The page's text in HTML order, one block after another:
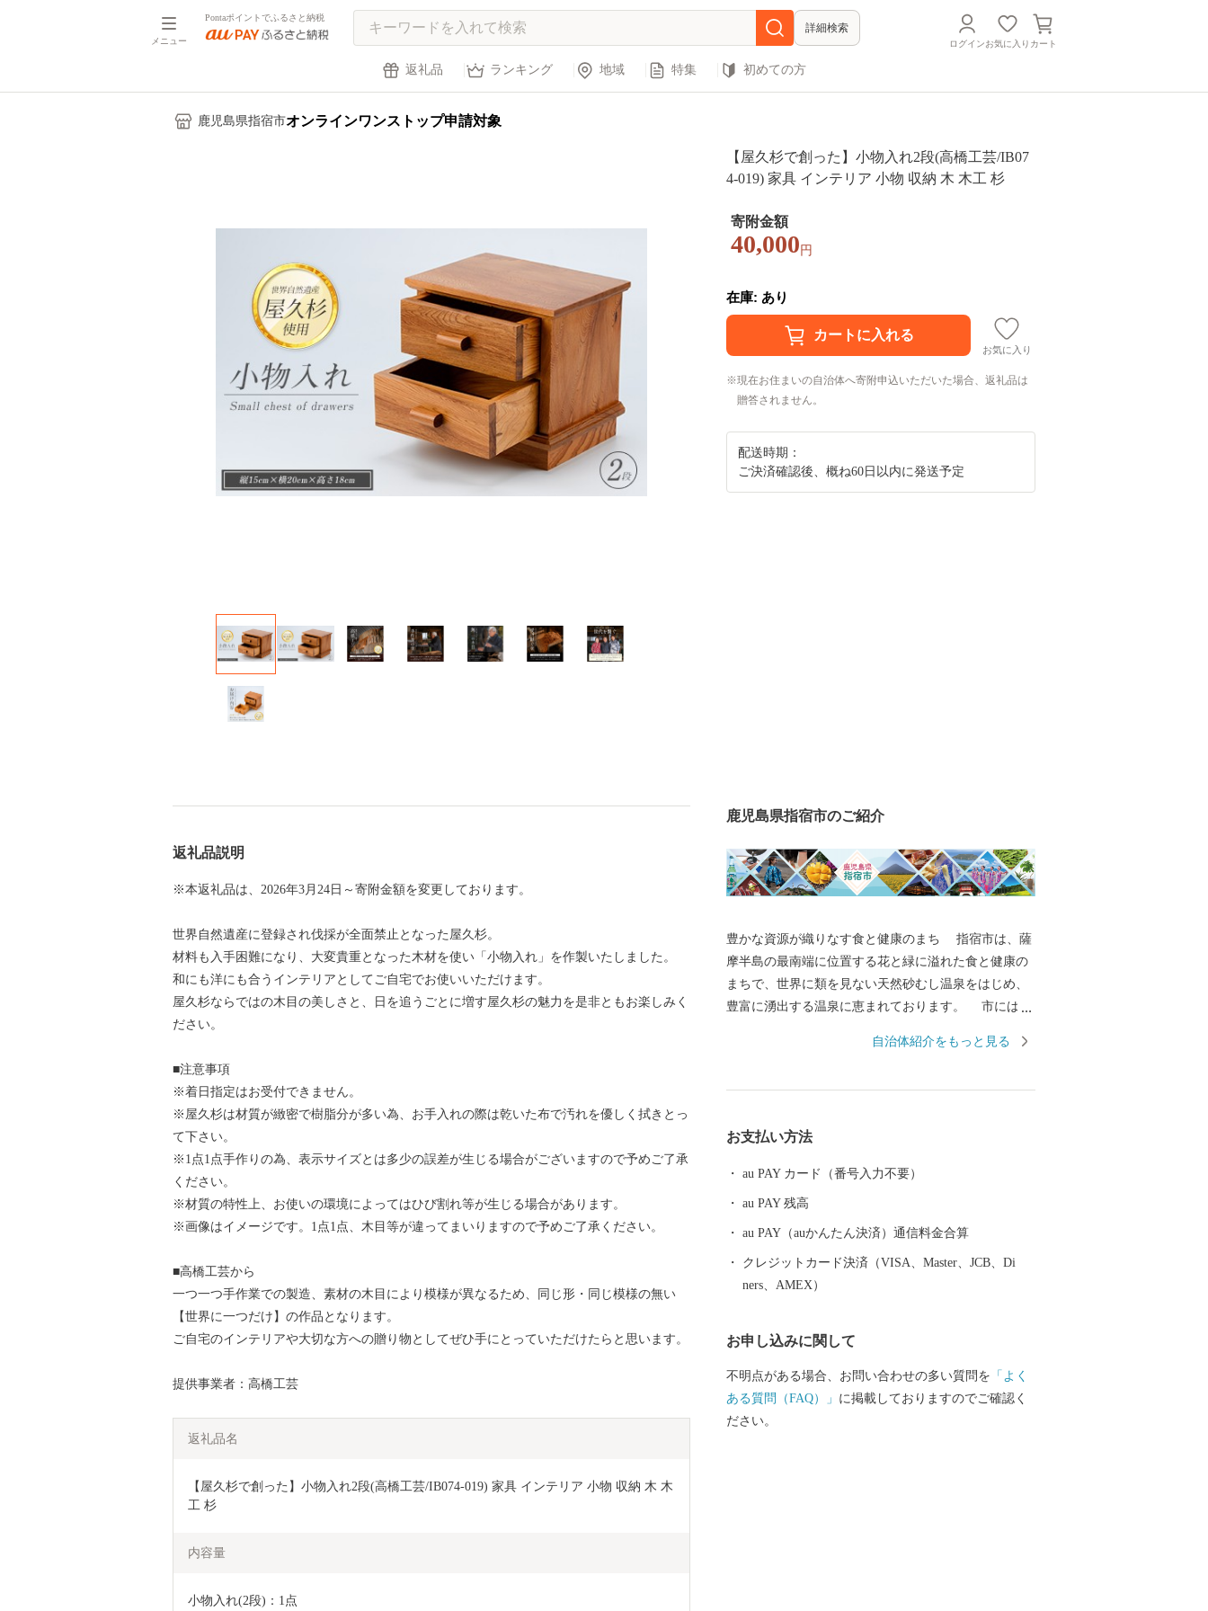
メニュー
Pontaポイントでふるさと納税
詳細検索
ログインお気に入り カート
返礼品 ランキング 地域 特集 初めての方
鹿児島県指宿市オンラインワンストップ申請対象
【屋久杉で創った】小物入れ2段(高橋工芸/IB07
4-019) 家具 インテリア 小物 収納 木 木工 杉
寄附金額
40,000 円
在庫: あり
お気に入り
現在お住まいの自治体へ寄附申込いただいた場合、返礼品は
贈答されません。
配送時期：
ご決済確認後、概ね60日以内に発送予定
返礼品説明
※本返礼品は、2026年3月24日～寄附金額を変更しております。
世界自然遺産に登録され伐採が全面禁止となった屋久杉。
材料も入手困難になり、大変貴重となった木材を使い「小物入れ」を作製いたしました。
和にも洋にも合うインテリアとしてご自宅でお使いいただけます。
屋久杉ならではの木目の美しさと、日を追うごとに増す屋久杉の魅力を是非ともお楽しみく
ださい。
■注意事項
※着日指定はお受付できません。
※屋久杉は材質が緻密で樹脂分が多い為、お手入れの際は乾いた布で汚れを優しく拭きとっ
て下さい。
※1点1点手作りの為、表示サイズとは多少の誤差が生じる場合がございますので予めご了承
ください。
※材質の特性上、お使いの環境によってはひび割れ等が生じる場合があります。
※画像はイメージです。1点1点、木目等が違ってまいりますので予めご了承ください。
■高橋工芸から
一つ一つ手作業での製造、素材の木目により模様が異なるため、同じ形・同じ模様の無い
【世界に一つだけ】の作品となります。
ご自宅のインテリアや大切な方への贈り物としてぜひ手にとっていただけたらと思います。
提供事業者：高橋工芸
返礼品名
【屋久杉で創った】小物入れ2段(高橋工芸/IB074-019) 家具 インテリア 小物 収納 木 木
工 杉
内容量
小物入れ(2段)：1点
鹿児島県指宿市のご紹介
豊かな資源が織りなす食と健康のまち 指宿市は、薩
摩半島の最南端に位置する花と緑に溢れた食と健康の
まちで、世界に類を見ない天然砂むし温泉をはじめ、
豊富に湧出する温泉に恵まれております。 市には九
る開聞岳、南国ムード漂う長崎鼻、潮の干満で陸続き
定されています。
自治体紹介をもっと見る
お支払い方法
au PAY カード（番号入力不要）
au PAY 残高
au PAY（auかんたん決済）通信料金合算
クレジットカード決済（VISA、Master、JCB、Di
ners、AMEX）
お申し込みに関して
不明点がある場合、お問い合わせの多い質問を 「よく
ある質問（FAQ）」 に掲載しておりますのでご確認く
ださい。